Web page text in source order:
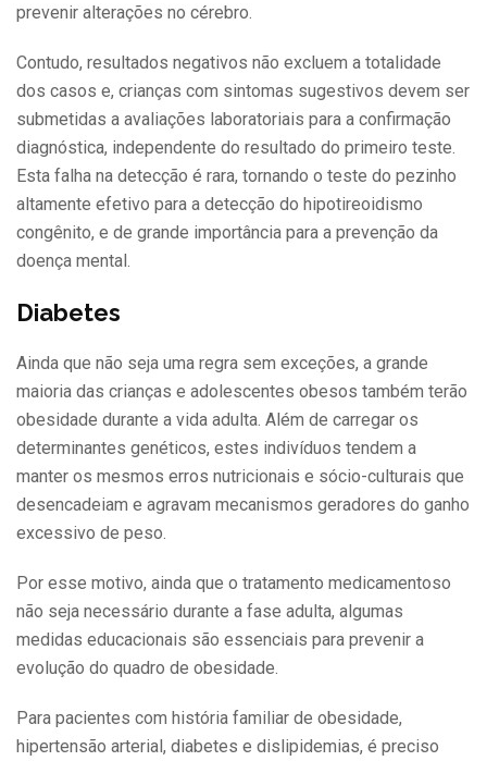
prevenir alterações no cérebro.
Contudo, resultados negativos não excluem a totalidade
dos casos e, crianças com sintomas sugestivos devem ser
submetidas a avaliações laboratoriais para a confirmação
diagnóstica, independente do resultado do primeiro teste.
Esta falha na detecção é rara, tornando o teste do pezinho
altamente efetivo para a detecção do hipotireoidismo
congênito, e de grande importância para a prevenção da
doença mental.
Diabetes
Ainda que não seja uma regra sem exceções, a grande
maioria das crianças e adolescentes obesos também terão
obesidade durante a vida adulta. Além de carregar os
determinantes genéticos, estes indivíduos tendem a
manter os mesmos erros nutricionais e sócio-culturais que
desencadeiam e agravam mecanismos geradores do ganho
excessivo de peso.
Por esse motivo, ainda que o tratamento medicamentoso
não seja necessário durante a fase adulta, algumas
medidas educacionais são essenciais para prevenir a
evolução do quadro de obesidade.
Para pacientes com história familiar de obesidade,
hipertensão arterial, diabetes e dislipidemias, é preciso